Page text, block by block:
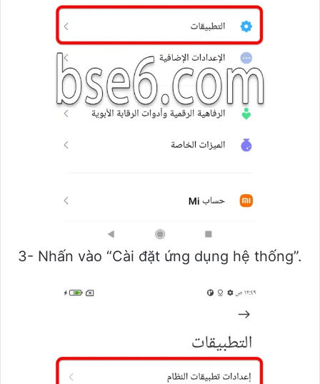
3- Nhấn vào “Cài đặt ứng dụng hệ thống”.